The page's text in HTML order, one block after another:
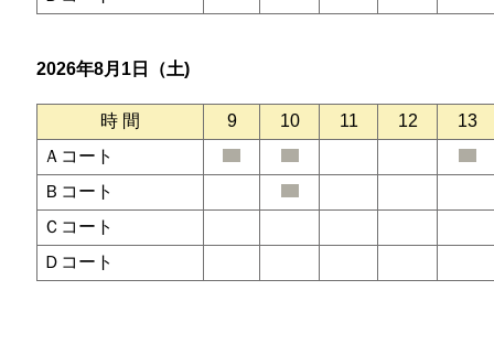
2026年8月1日（土)
時 間 9 10 11 12
13
Ａコート
Ｂコート
Ｃコート
Ｄコート